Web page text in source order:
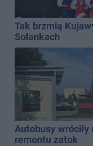
Tak brzmią
Solankach
Autobusy
remontu zatok